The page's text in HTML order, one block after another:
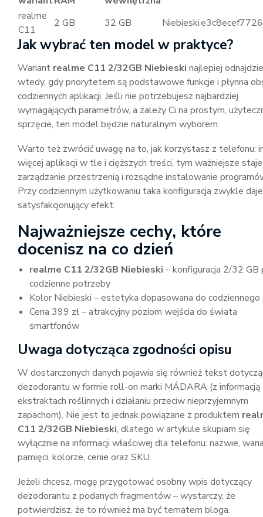
realme
C11
2 GB 32 GB Niebieskie3c8ecef7726
Jak wybrać ten model w praktyce?
Wariant realme C11 2/32GB Niebieski najlepiej
wtedy, gdy priorytetem są podstawowe funkcje i płynna
codziennych aplikacji. Jeśli nie potrzebujesz najbardziej
wymagających parametrów, a zależy Ci na prostym,
sprzęcie, ten model będzie naturalnym wyborem.
Warto też zwrócić uwagę na to, jak korzystasz z telefonu:
więcej aplikacji w tle i cięższych treści, tym ważniejsze
zarządzanie przestrzenią i rozsądne instalowanie
Przy codziennym użytkowaniu taka konfiguracja zwykle daje
satysfakcjonujący efekt.
Najważniejsze cechy, które
docenisz na co dzień
realme C11 2/32GB Niebieski – konfiguracja 2/32 GB
codzienne potrzeby
Kolor Niebieski – estetyka dopasowana do
Cena 399 zł – atrakcyjny poziom wejścia do świata
smartfonów
Uwaga dotycząca zgodności opisu
W dostarczonych danych pojawia się również tekst
dezodorantu w formie roll-on marki MÁDARA (z informacją
ekstraktach roślinnych i działaniu przeciw nieprzyjemnym
zapachom). Nie jest to jednak powiązane z produktem
C11 2/32GB Niebieski, dlatego w artykule skupiam się
wyłącznie na informacji właściwej dla telefonu: nazwie,
pamięci, kolorze, cenie oraz SKU.
Jeżeli chcesz, mogę przygotować osobny wpis dotyczący
dezodorantu z podanych fragmentów – wystarczy, że
potwierdzisz, że to również ma być tematem bloga.